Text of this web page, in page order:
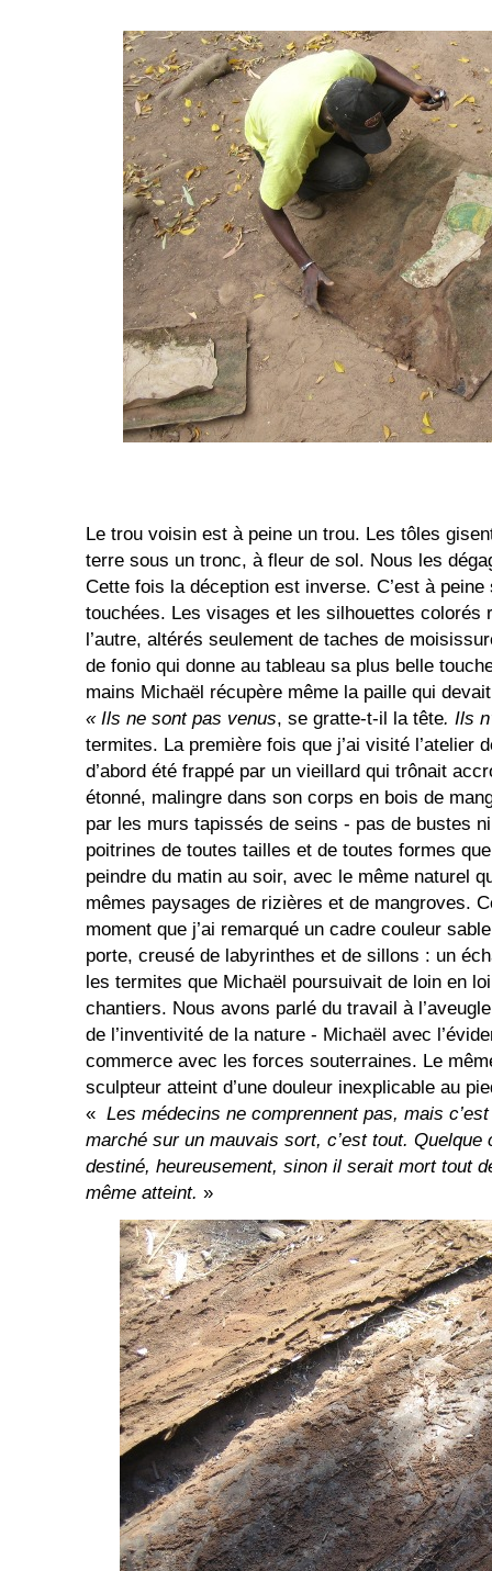
Le trou voisin est à peine un trou. Les tôles
terre sous un tronc, à fleur de sol. Nous les
Cette fois la déception est inverse. C’est à
touchées. Les visages et les silhouettes colorés
l’autre, altérés seulement de taches de
de fonio qui donne au tableau sa plus belle
mains Michaël récupère même la paille qui
« Ils ne sont pas venus, se gratte-t-il la tête. Ils
termites. La première fois que j’ai visité l’atelier
d’abord été frappé par un vieillard qui trônait
étonné, malingre dans son corps en bois de
par les murs tapissés de seins - pas de bustes
poitrines de toutes tailles et de toutes formes
peindre du matin au soir, avec le même naturel
mêmes paysages de rizières et de mangroves.
moment que j’ai remarqué un cadre couleur
porte, creusé de labyrinthes et de sillons : un
les termites que Michaël poursuivait de loin en
chantiers. Nous avons parlé du travail à
de l’inventivité de la nature - Michaël avec
commerce avec les forces souterraines. Le
sculpteur atteint d’une douleur inexplicable au
« Les médecins ne comprennent pas, mais
marché sur un mauvais sort, c’est tout. Quelque
destiné, heureusement, sinon il serait mort tout
même atteint. »